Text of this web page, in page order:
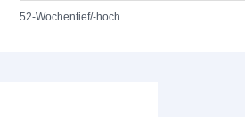
52-Wochentief/-hoch